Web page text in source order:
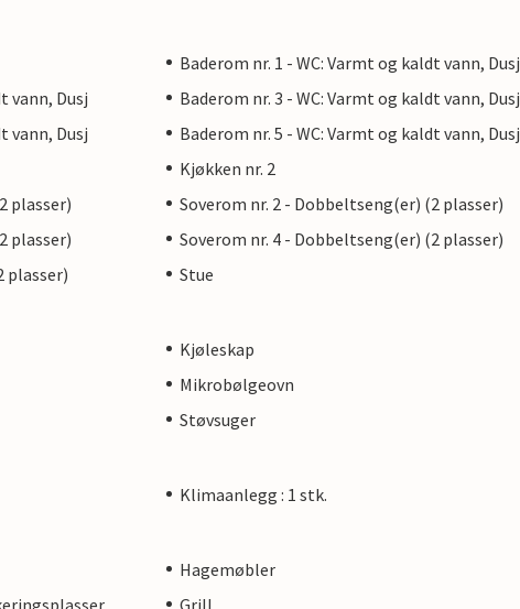
Baderom nr. 1 - WC: Varmt og kaldt vann, Dusj
vann, Dusj
Baderom nr. 3 - WC: Varmt og kaldt vann, Dusj
vann, Dusj
Baderom nr. 5 - WC: Varmt og kaldt vann, Dusj
Kjøkken nr. 2
plasser)
Soverom nr. 2 - Dobbeltseng(er) (2 plasser)
plasser)
Soverom nr. 4 - Dobbeltseng(er) (2 plasser)
plasser)
Stue
Kjøleskap
Mikrobølgeovn
Støvsuger
Klimaanlegg : 1 stk.
Hagemøbler
Grill